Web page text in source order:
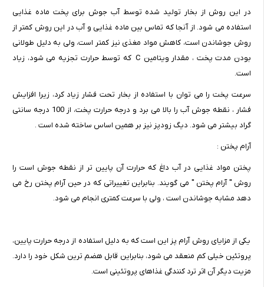
در این روش از بخار تولید شده توسط آب جوش برای پخت ماده غذایی
استفاده می شود. از آنجا که تماس بین ماده غذایی و آب در این روش کمتر از
روش جوشاندن است، کاهش مواد مغذی نیز کمتر است، ولی به دلیل طولانی
بودن مدت پخت ، مقدار ویتامین C که توسط حرارت تجزیه می شود، زیاد
است.
سرعت پخت را می توان با استفاده از بخار تحت فشار زیاد کرد، زیرا افزایش
فشار ، نقطه جوش آب را بالا می برد و درجه حرارت پخت، از 100 درجه سانتی
گراد بیشتر می شود. دیگ زودپز نیز بر همین اساس ساخته شده است .
آرام پختن :
پختن مواد غذایی در آب داغ که حرارت آن پایین تر از نقطه جوش است را
روش " آرام پختن " می گویند. بنابراین تغییراتی که در حین آرام پختن رخ می
دهد مشابه جوشاندن است ، ولی با سرعت کمتری انجام می شود.
یکی از مزایای روش آرام پز این است که به دلیل استفاده از درجه حرارت پایین،
پروتئین خیلی کم منعقد می شود، بنابراین قابل هضم ترین شکل خود را دارد.
مزیت دیگر آن اثر ترد کنندگی غذاهای پروتئینی است.